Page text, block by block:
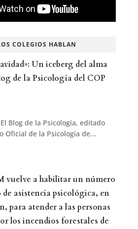
COLEGIOS HABLAN
Un iceberg del alma
de la Psicología del COP
Blog de la Psicología, editado
Oficial de la Psicología de...
vuelve a habilitar un número
asistencia psicológica, en
para atender a las personas
los incendios forestales de